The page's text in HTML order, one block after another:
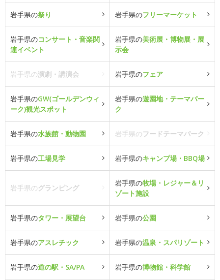
岩手県の祭り 岩手県のフリーマーケット
岩手県のコンサート・音楽関
連イベント
岩手県の美術展・博物展・展
示会
岩手県の演劇・講演会 岩手県のフェア
岩手県のGW(ゴールデンウィ
ーク)観光スポット
岩手県の遊園地・テーマパー
ク
岩手県の水族館・動物園 岩手県のフードテーマパーク
岩手県の工場見学 岩手県のキャンプ場・BBQ場
岩手県のグランピング
岩手県の牧場・レジャー＆リ
ゾート施設
岩手県のタワー・展望台 岩手県の公園
岩手県のアスレチック 岩手県の温泉・スパリゾート
岩手県の道の駅・SA/PA 岩手県の博物館・科学館